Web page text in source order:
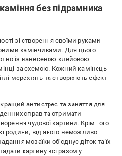
без підрамника
зі створення своїми руками
камінчиками. Для цього
із нанесеною клейовою
за схемою. Кожний камінець
мерехтять та створюють ефект
антистрес та заняття для
справ та отримати
чудової картини. Крім того
родини, від якого неможливо
мозаїки об’єднує діток та їх
картину всі разом у